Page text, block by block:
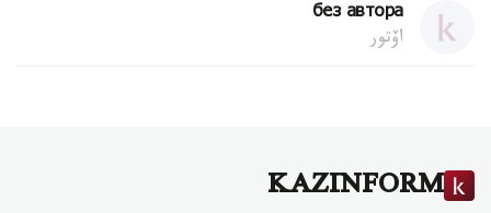
без автора
اۆتور
KAZINFORM